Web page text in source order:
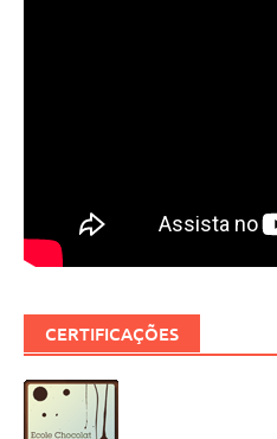
CERTIFICAÇÕES